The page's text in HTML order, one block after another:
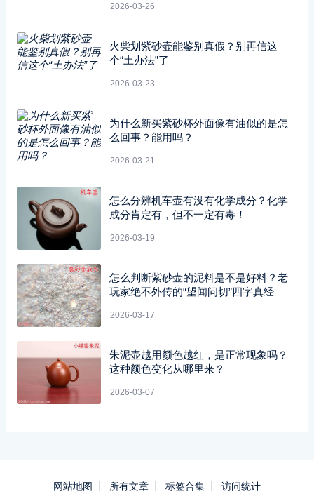
2026-03-26
火柴划紫砂壶能鉴别真假？别再信这
个“土办法”了
2026-03-23
为什么新买紫砂杯外面像有油似的是怎
么回事？能用吗？
2026-03-21
怎么分辨机车壶有没有化学成分？化学
成分肯定有，但不一定有毒！
2026-03-19
怎么判断紫砂壶的泥料是不是好料？老
玩家绝不外传的“望闻问切”四字真经
2026-03-17
朱泥壶越用颜色越红，是正常现象吗？
这种颜色变化从哪里来？
2026-03-07
网站地图 所有文章 标签合集 访问统计